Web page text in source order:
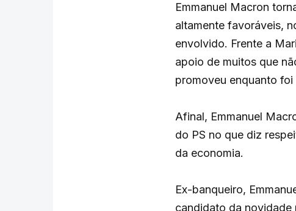
Emmanuel Macron
altamente favoráveis,
envolvido. Frente a
apoio de muitos que
promoveu enquanto
Afinal, Emmanuel
do PS no que diz
da economia.
Ex-banqueiro,
candidato da novidade